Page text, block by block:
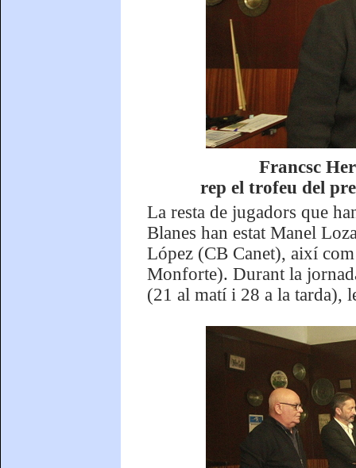
Francsc
rep el trofeu del
La resta de jugadors que
Blanes han estat Manel
López (CB Canet), així
Monforte). Durant la
(21 al matí i 28 a la tarda),